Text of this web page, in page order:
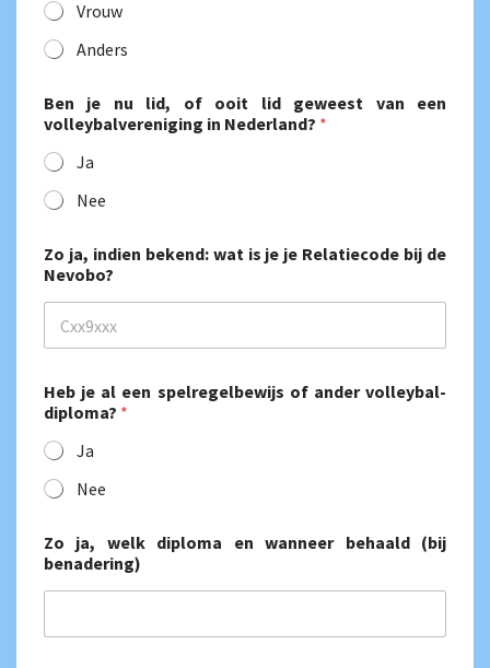
Vrouw
Anders
Ben je nu lid, of ooit lid geweest van een
volleybalvereniging in Nederland? *
Ja
Nee
Zo ja, indien bekend: wat is je je Relatiecode bij de
Nevobo?
*
E
-
m
a
i
Heb je al een spelregelbewijs of ander volleybal-
diploma? *
Ja
Nee
Zo ja, welk diploma en wanneer behaald (bij
benadering)